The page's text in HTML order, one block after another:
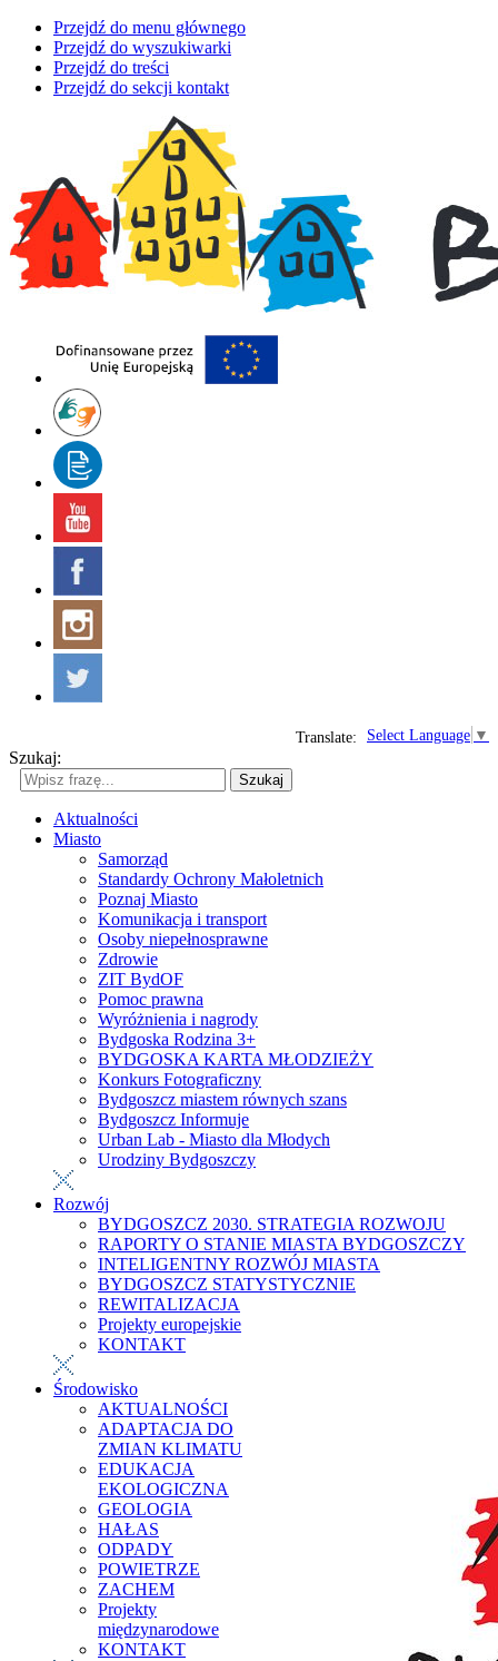
Przejdź do menu głównego
Przejdź do wyszukiwarki
Przejdź do treści
Przejdź do sekcji kontakt
Select Language ▼
Translate:
Szukaj:
Szukaj
Aktualności
Miasto
Samorząd
Standardy Ochrony Małoletnich
Poznaj Miasto
Komunikacja i transport
Osoby niepełnosprawne
Zdrowie
ZIT BydOF
Pomoc prawna
Wyróżnienia i nagrody
Bydgoska Rodzina 3+
BYDGOSKA KARTA MŁODZIEŻY
Konkurs Fotograficzny
Bydgoszcz miastem równych szans
Bydgoszcz Informuje
Urban Lab - Miasto dla Młodych
Urodziny Bydgoszczy
Rozwój
BYDGOSZCZ 2030. STRATEGIA ROZWOJU
RAPORTY O STANIE MIASTA BYDGOSZCZY
INTELIGENTNY ROZWÓJ MIASTA
BYDGOSZCZ STATYSTYCZNIE
REWITALIZACJA
Projekty europejskie
KONTAKT
Środowisko
AKTUALNOŚCI
ADAPTACJA DO
ZMIAN KLIMATU
EDUKACJA
EKOLOGICZNA
GEOLOGIA
HAŁAS
ODPADY
POWIETRZE
ZACHEM
Projekty
międzynarodowe
KONTAKT